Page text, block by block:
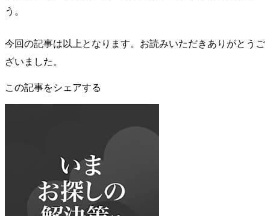
う。
今回の記事は以上となります。お読みいただきありがとうご
ざいました。
この記事をシェアする